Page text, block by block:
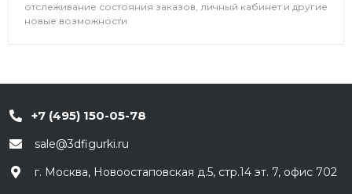
отслеживание состояния заказов, личный кабинет и другие
новые возможности
+7 (495) 150-05-78
sale@3dfigurki.ru
г. Москва, Новоостаповская д.5, стр.14 эт. 7, офис 702